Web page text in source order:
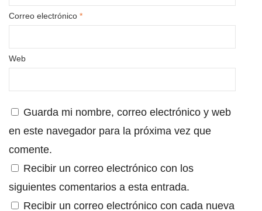
Correo electrónico *
Web
Guarda mi nombre, correo electrónico y web
en este navegador para la próxima vez que
comente.
Recibir un correo electrónico con los
siguientes comentarios a esta entrada.
Recibir un correo electrónico con cada nueva